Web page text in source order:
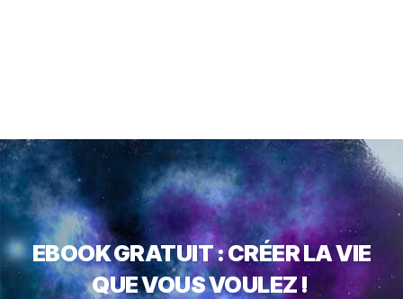
EBOOK GRATUIT : CRÉER LA VIE
QUE VOUS VOULEZ !